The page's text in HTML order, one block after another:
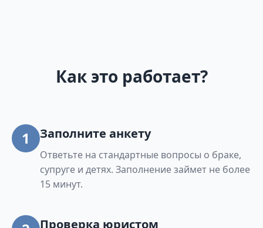
Как это работает?
1 Заполните анкету
Ответьте на стандартные вопросы о браке,
супруге и детях. Заполнение займет не более
15 минут.
Проверка юристом